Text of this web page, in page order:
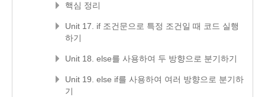
핵심 정리
Unit 17. if 조건문으로 특정 조건일 때 코드 실행
하기
Unit 18. else를 사용하여 두 방향으로 분기하기
Unit 19. else if를 사용하여 여러 방향으로 분기하
기